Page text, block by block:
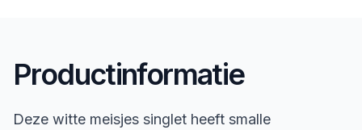
Productinformatie
Deze witte meisjes singlet heeft smalle